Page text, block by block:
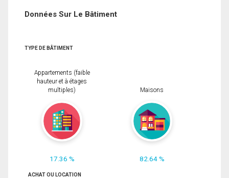
Données Sur Le Bâtiment
TYPE DE BÂTIMENT
Appartements (faible
hauteur et à étages
multiples)
17.36 %
Maisons
82.64 %
ACHAT OU LOCATION